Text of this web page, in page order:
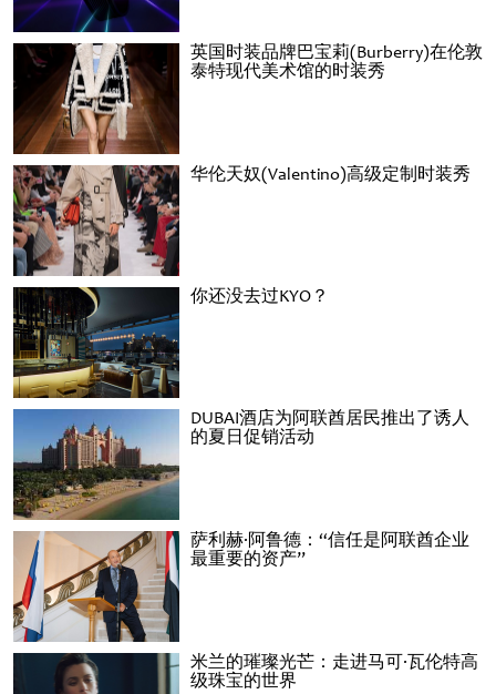
英国时装品牌巴宝莉(Burberry)在伦敦
泰特现代美术馆的时装秀
华伦天奴(Valentino)高级定制时装秀
你还没去过KYO？
DUBAI酒店为阿联酋居民推出了诱人
的夏日促销活动
萨利赫·阿鲁德：“信任是阿联酋企业
最重要的资产”
米兰的璀璨光芒：走进马可·瓦伦特高
级珠宝的世界